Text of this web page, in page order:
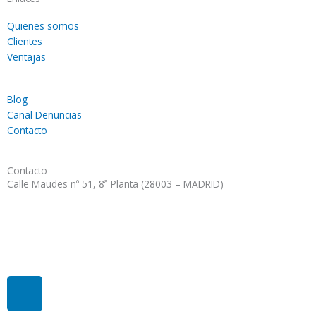
Quienes somos
Clientes
Ventajas
Blog
Canal Denuncias
Contacto
Contacto
Calle Maudes nº 51, 8ª Planta (28003 – MADRID)
L
n